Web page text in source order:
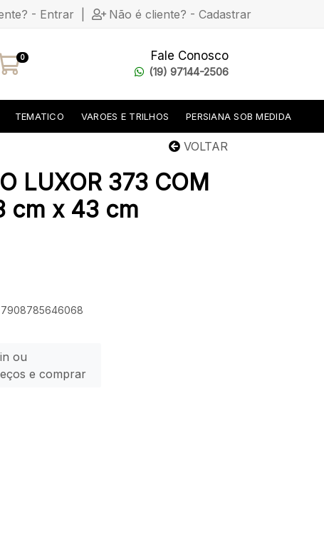
- Entrar Não é cliente? - Cadastrar
0 Fale Conosco
(19) 97144-2506
TEMATICO VAROES E TRILHOS PERSIANA SOB MEDIDA
VOLTAR
LUXOR 373 COM
cm x 43 cm
ou
e comprar